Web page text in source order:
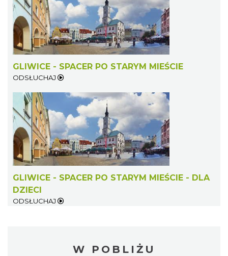
GLIWICE - SPACER PO STARYM MIEŚCIE
ODSŁUCHAJ
GLIWICE - SPACER PO STARYM MIEŚCIE - DLA
DZIECI
ODSŁUCHAJ
W POBLIŻU